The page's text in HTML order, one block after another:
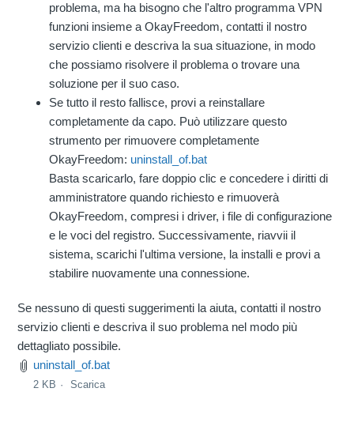
problema, ma ha bisogno che l'altro programma VPN
funzioni insieme a OkayFreedom, contatti il nostro
servizio clienti e descriva la sua situazione, in modo
che possiamo risolvere il problema o trovare una
soluzione per il suo caso.
Se tutto il resto fallisce, provi a reinstallare
completamente da capo. Può utilizzare questo
strumento per rimuovere completamente
OkayFreedom: uninstall_of.bat
Basta scaricarlo, fare doppio clic e concedere i diritti di
amministratore quando richiesto e rimuoverà
OkayFreedom, compresi i driver, i file di configurazione
e le voci del registro. Successivamente, riavvii il
sistema, scarichi l'ultima versione, la installi e provi a
stabilire nuovamente una connessione.
Se nessuno di questi suggerimenti la aiuta, contatti il nostro
servizio clienti e descriva il suo problema nel modo più
dettagliato possibile.
uninstall_of.bat
2 KB Scarica